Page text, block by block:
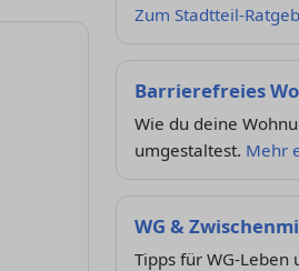
Zum Stadtteil-
Barrierefreies
Wie du deine
umgestaltest. Mehr
WG &
Tipps für WG-Leben